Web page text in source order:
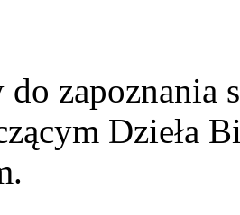
do zapoznania
Dzieła